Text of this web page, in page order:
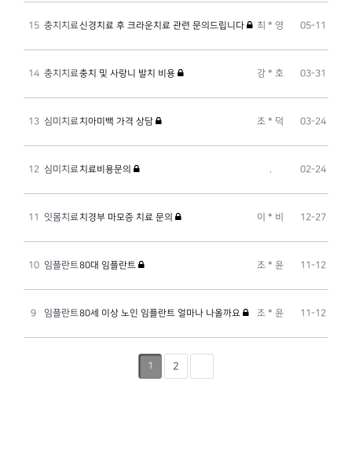
15 충치치료신경치료 후 크라운치료 관련 문의드립니다 최 * 영 05-11
14 충치치료충치 및 사랑니 발치 비용 강 * 호 03-31
13 심미치료치아미백 가격 상담 조 * 덕 03-24
12 심미치료치료비용문의 . 02-24
11 잇몸치료치경부 마모증 치료 문의 이 * 비 12-27
10 임플란트80대 임플란트 조 * 윤 11-12
9 임플란트80세 이상 노인 임플란트 얼마나 나올까요 조 * 윤 11-12
1 2